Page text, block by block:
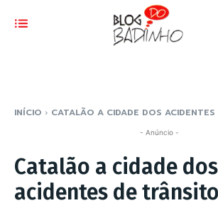
INÍCIO CATALÃO A CIDADE DOS
- Anúncio -
Catalão a cidade dos
acidentes de trânsito